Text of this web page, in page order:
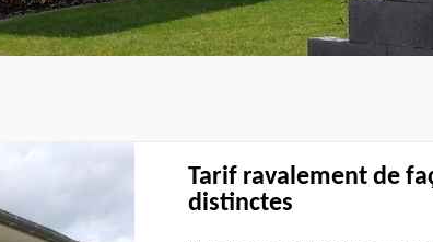
Tarif ravalement de
distinctes